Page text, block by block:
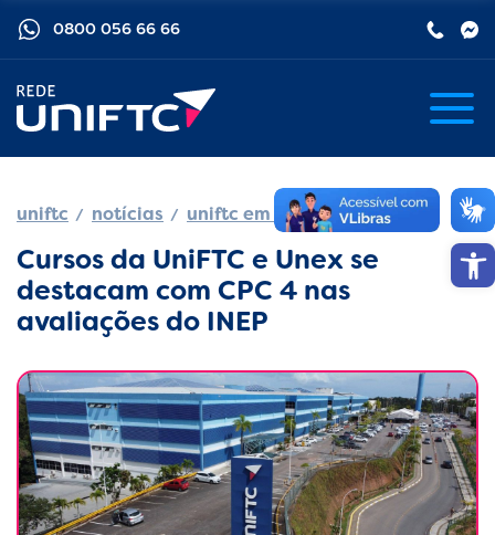
Barra
0800 056 66 66
uniftc notícias uniftc em movimento
Cursos da UniFTC e Unex se
destacam com CPC 4 nas
avaliações do INEP